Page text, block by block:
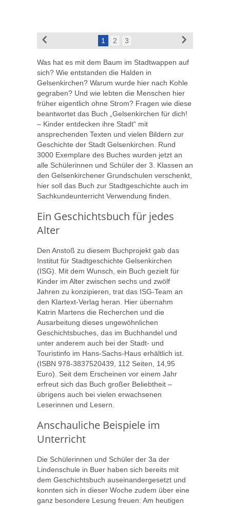
1 2 3
Was hat es mit dem Baum im Stadtwappen auf
sich? Wie entstanden die Halden in
Gelsenkirchen? Warum wurde hier nach Kohle
gegraben? Und wie lebten die Menschen hier
früher eigentlich ohne Strom? Fragen wie diese
beantwortet das Buch „Gelsenkirchen für dich!
– Kinder entdecken ihre Stadt“ mit
ansprechenden Texten und vielen Bildern zur
Geschichte der Stadt Gelsenkirchen. Rund
3000 Exemplare des Buches wurden jetzt an
alle Schülerinnen und Schüler der 3. Klassen an
den Gelsenkirchener Grundschulen verschenkt,
hier soll das Buch zur Stadtgeschichte auch im
Sachkundeunterricht Verwendung finden.
Ein Geschichtsbuch für jedes
Alter
Den Anstoß zu diesem Buchprojekt gab das
Institut für Stadtgeschichte Gelsenkirchen
(ISG). Mit dem Wunsch, ein Buch gezielt für
Kinder im Alter zwischen sechs und zwölf
Jahren zu konzipieren, trat das ISG-Team an
den Klartext-Verlag heran. Hier übernahm
Katrin Martens die Recherchen und die
Ausarbeitung dieses ungewöhnlichen
Geschichtsbuches, das im Buchhandel und
unter anderem auch bei der Stadt- und
Touristinfo im Hans-Sachs-Haus erhältlich ist.
(ISBN 978-3837520439, 112 Seiten, 14,95
Euro). Seit dem Erscheinen vor einem Jahr
erfreut sich das Buch großer Beliebtheit –
übrigens auch bei vielen erwachsenen
Leserinnen und Lesern.
Anschauliche Beispiele im
Unterricht
Die Schülerinnen und Schüler der 3a der
Lindenschule in Buer haben sich bereits mit
dem Geschichtsbuch auseinandergesetzt und
konnten sich in dieser Woche zudem über eine
ganz besondere Lesung freuen: Am heutigen